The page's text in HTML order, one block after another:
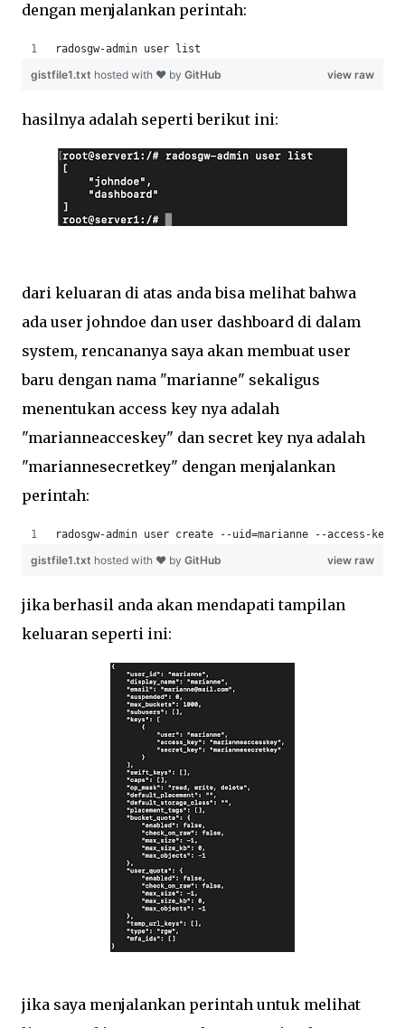
dengan menjalankan perintah:
radosgw-admin user list
view raw
gistfile1.txt hosted with ❤ by GitHub
hasilnya adalah seperti berikut ini:
dari keluaran di atas anda bisa melihat bahwa
ada user johndoe dan user dashboard di dalam
system, rencananya saya akan membuat user
baru dengan nama "marianne" sekaligus
menentukan access key nya adalah
"marianneacceskey" dan secret key nya adalah
"mariannesecretkey" dengan menjalankan
perintah:
radosgw-admin user create --uid=marianne --access-
view raw
gistfile1.txt hosted with ❤ by GitHub
jika berhasil anda akan mendapati tampilan
keluaran seperti ini:
jika saya menjalankan perintah untuk melihat